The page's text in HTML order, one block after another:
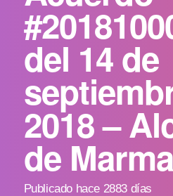
del 14 de
2018 –
de
Publicado hace 2883 días